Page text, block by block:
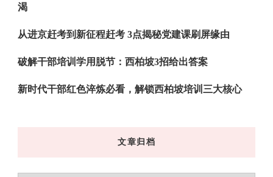
渴
从进京赶考到新征程赶考 3点揭秘党建课刷屏缘由
破解干部培训学用脱节：西柏坡3招给出答案
新时代干部红色淬炼必看，解锁西柏坡培训三大核心
文章归档